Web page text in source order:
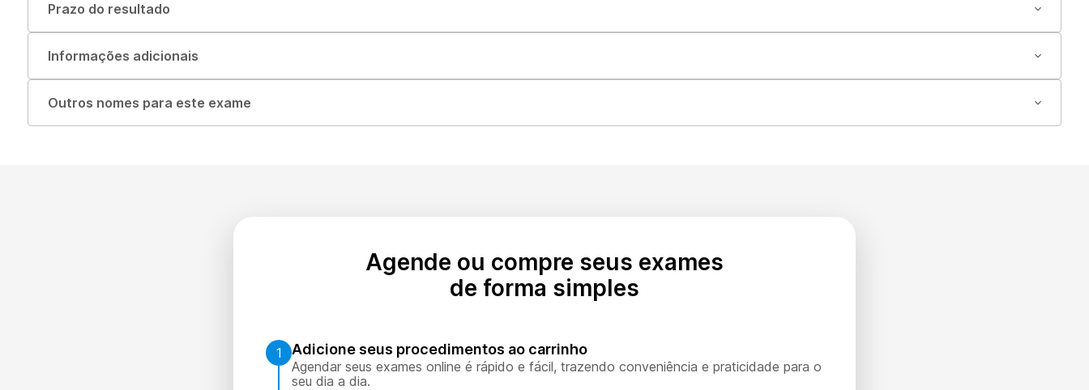
Prazo do resultado
Informações adicionais
Outros nomes para este exame
Agende ou compre seus exames
de forma simples
1 Adicione seus procedimentos ao carrinho
Agendar seus exames online é rápido e fácil, trazendo conveniência e praticidade para o
seu dia a dia.